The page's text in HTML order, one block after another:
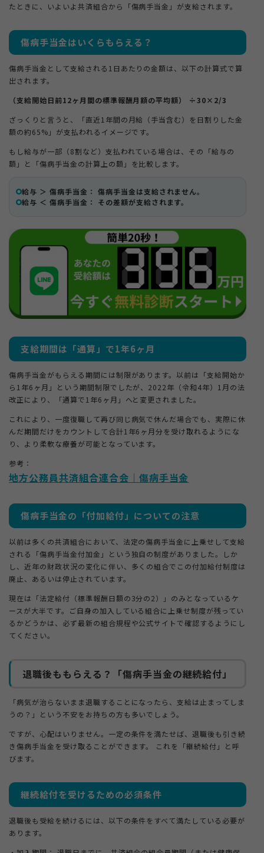
たときに、いよいよ共済組合から「傷病手当金」が支給されます。
傷病手当金はいくらもらえる？
傷病手当金として支給される1日あたりの金額は、以下の計算式で算
出されます。
（支給開始日前12ヶ月間の標準報酬月額の平均額） ÷30×2/3
ざっくりと言うと、「直近1年間の月給（手当含む）を日割りした金
額の約65%」が支払われるイメージです。
もし給与が一部（8割など）支払われている場合は、その「給与の
額」と「傷病手当金の計算上の額」を比較します。
給与 ＞ 傷病手当金： 傷病手当金は支給されません。
給与 ＜ 傷病手当金： その差額が支給されます。
支給期間は「通算」で1年6ヶ月
傷病手当金がもらえる期間には制限があります。以前は「支給開始か
ら1年6ヶ月」という期間制限でしたが、2022年（令和4年）1月の法
改正により、「通算で1年6ヶ月」へと変更されました。
これにより、一度復職して再び同じ病気で休んだ場合でも、実際に休
んだ期間だけをカウントして合計1年6ヶ月分を受け取れるようにな
り、より柔軟な療養が可能となっています。
参考：
地方公務員共済組合連合会｜傷病手当金
傷病手当金の「付加給付」についての注意
以前は多くの共済組合において、法定の傷病手当金に上乗せして支給
される「傷病手当金付加金」という独自の制度がありました。しか
し、近年の財政状況の変化に伴い、多くの組合でこの付加給付制度は
廃止、あるいは停止されています。
現在は「法定給付（標準報酬日額の3分の2）」のみとなっているケ
ースが大半です。ご自身の加入している組合に上乗せ制度が残ってい
るかどうかは、必ず最新の組合規程や公式サイトで確認するようにし
てください。
退職後ももらえる？「傷病手当金の継続給付」
「病気が治らないまま退職することになったら、支給は止まってしま
うの？」という不安をお持ちの方も多いでしょう。
ですが、心配はいりません。一定の条件を満たせば、退職後も引き続
き傷病手当金を受け取ることができます。 これを「継続給付」と呼
びます。
継続給付を受けるための必須条件
退職後も受給を続けるには、以下の条件をすべて満たしている必要が
あります。